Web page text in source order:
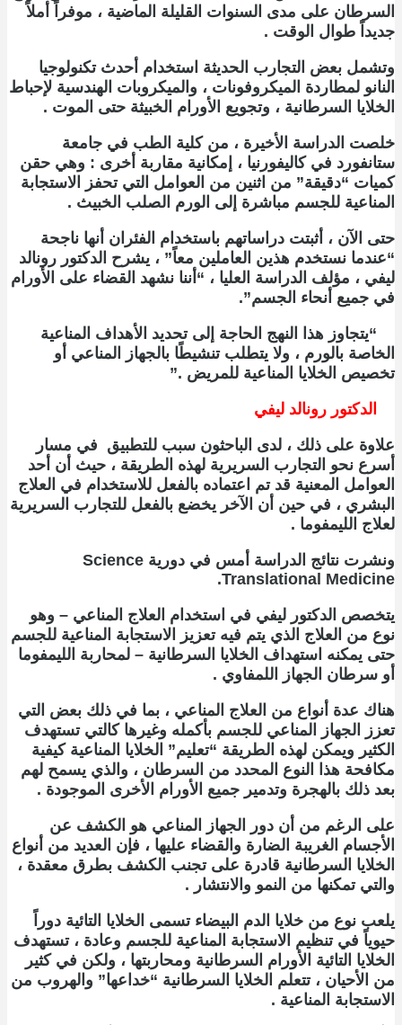
السرطان على مدى السنوات القليلة الماضية ، موفراً أملاً
جديداً طوال الوقت .
وتشمل بعض التجارب الحديثة استخدام أحدث تكنولوجيا
النانو لمطاردة الميكروفونات ، والميكروبات الهندسية لإحباط
الخلايا السرطانية ، وتجويع الأورام الخبيثة حتى الموت .
خلصت الدراسة الأخيرة ، من كلية الطب في جامعة
ستانفورد في كاليفورنيا ، إمكانية مقاربة أخرى : وهي حقن
كميات “دقيقة” من اثنين من العوامل التي تحفز الاستجابة
المناعية للجسم مباشرة إلى الورم الصلب الخبيث .
حتى الآن ، أثبتت دراساتهم باستخدام الفئران أنها ناجحة
“عندما نستخدم هذين العاملين معاً” ، يشرح الدكتور رونالد
ليفي ، مؤلف الدراسة العليا ، “أننا نشهد القضاء على الأورام
في جميع أنحاء الجسم”.
“يتجاوز هذا النهج الحاجة إلى تحديد الأهداف المناعية
الخاصة بالورم ، ولا يتطلب تنشيطًا بالجهاز المناعي أو
تخصيص الخلايا المناعية للمريض .”
الدكتور رونالد ليفي
علاوة على ذلك ، لدى الباحثون سبب للتطبيق في مسار
أسرع نحو التجارب السريرية لهذه الطريقة ، حيث أن أحد
العوامل المعنية قد تم اعتماده بالفعل للاستخدام في العلاج
البشري ، في حين أن الآخر يخضع بالفعل للتجارب السريرية
لعلاج الليمفوما .
ونشرت نتائج الدراسة أمس في دورية Science
Translational Medicine
.
يتخصص الدكتور ليفي في استخدام العلاج المناعي – وهو
نوع من العلاج الذي يتم فيه تعزيز الاستجابة المناعية للجسم
حتى يمكنه استهداف الخلايا السرطانية – لمحاربة الليمفوما
أو سرطان الجهاز اللمفاوي .
هناك عدة أنواع من العلاج المناعي ، بما في ذلك بعض التي
تعزز الجهاز المناعي للجسم بأكمله وغيرها كالتي تستهدف
الكثير ويمكن لهذه الطريقة “تعليم” الخلايا المناعية كيفية
مكافحة هذا النوع المحدد من السرطان ، والذي يسمح لهم
بعد ذلك بالهجرة وتدمير جميع الأورام الأخرى الموجودة .
على الرغم من أن دور الجهاز المناعي هو الكشف عن
الأجسام الغريبة الضارة والقضاء عليها ، فإن العديد من أنواع
الخلايا السرطانية قادرة على تجنب الكشف بطرق معقدة ،
والتي تمكنها من النمو والانتشار .
يلعب نوع من خلايا الدم البيضاء تسمى الخلايا التائية دوراً
حيوياً في تنظيم الاستجابة المناعية للجسم وعادة ، تستهدف
الخلايا التائية الأورام السرطانية ومحاربتها ، ولكن في كثير
من الأحيان ، تتعلم الخلايا السرطانية “خداعها” والهروب من
الاستجابة المناعية .